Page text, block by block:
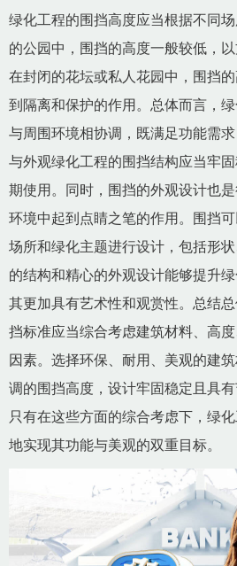
绿化工程的围挡高度应当根据不同
的公园中，围挡的高度一般较低，
在封闭的花坛或私人花园中，围挡
到隔离和保护的作用。总体而言，
与周围环境相协调，既满足功能需
与外观绿化工程的围挡结构应当牢
期使用。同时，围挡的外观设计也
环境中起到点睛之笔的作用。围挡
场所和绿化主题进行设计，包括形
的结构和精心的外观设计能够提升
其更加具有艺术性和观赏性。总结
挡标准应当综合考虑建筑材料、高
因素。选择环保、耐用、美观的建
调的围挡高度，设计牢固稳定且具有
只有在这些方面的综合考虑下，绿
地实现其功能与美观的双重目标。